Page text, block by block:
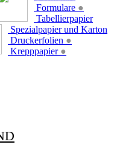
Formulare ●
Tabellierpapier
Spezialpapier und Karton
Druckerfolien ●
Krepppapier ●